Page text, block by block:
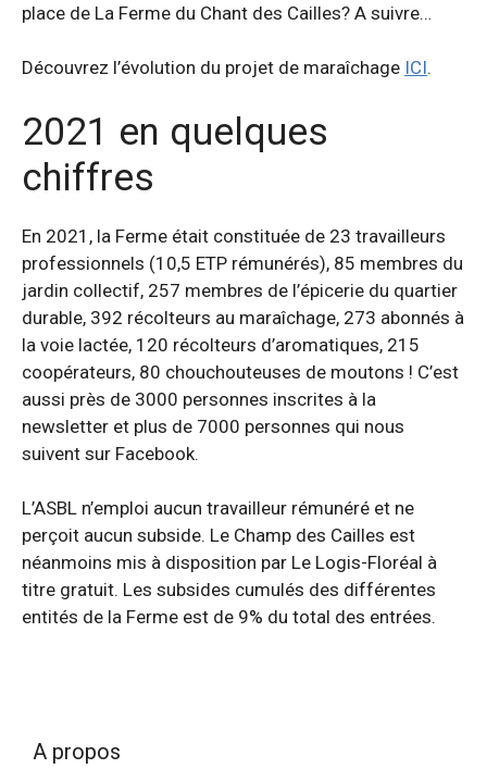
place de La Ferme du Chant des Cailles? A suivre…
Découvrez l’évolution du projet de maraîchage ICI.
2021 en quelques
chiffres
En 2021, la Ferme était constituée de 23 travailleurs
professionnels (10,5 ETP rémunérés), 85 membres du
jardin collectif, 257 membres de l’épicerie du quartier
durable, 392 récolteurs au maraîchage, 273 abonnés à
la voie lactée, 120 récolteurs d’aromatiques, 215
coopérateurs, 80 chouchouteuses de moutons ! C’est
aussi près de 3000 personnes inscrites à la
newsletter et plus de 7000 personnes qui nous
suivent sur Facebook.
L’ASBL n’emploi aucun travailleur rémunéré et ne
perçoit aucun subside. Le Champ des Cailles est
néanmoins mis à disposition par Le Logis-Floréal à
titre gratuit. Les subsides cumulés des différentes
entités de la Ferme est de 9% du total des entrées.
A propos